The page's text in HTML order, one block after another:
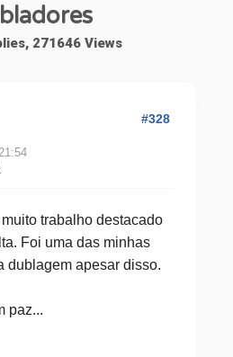
271646 Views
#328
trabalho destacado
Foi uma das minhas
dublagem apesar disso.
paz...